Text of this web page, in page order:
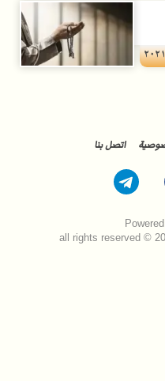
all rights reserved ©
اتصل بنا